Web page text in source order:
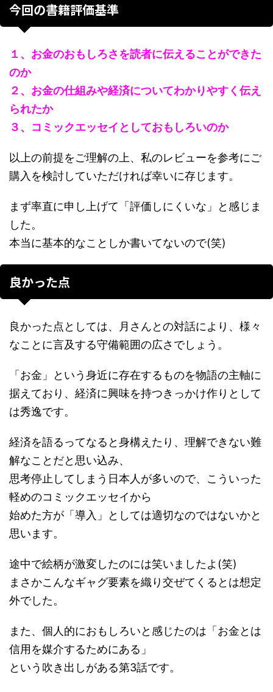
今回の書籍評価基準
１、お金のおもしろさを読者に伝えることができた
のか
２、お金の仕組みや経済についてわかりやすく伝え
られたか
３、コミックエッセイとしておもしろいのか
以上の前提をご理解の上、私のレビューを参考にご
購入を検討していただければ幸いに存じます。
まず率直に申し上げて「評価しにくいな」と感じま
した。
本当に基本的なことしか書いてないので(笑)
良かった点
良かった点としては、月さんとの対話により、様々
なことに言及する守備範囲の広さでしょう。
「お金」という身近に存在するものを物語の主軸に
据えており、経済に興味を持つきっかけ作りとして
は秀逸です。
経済を語るってなると身構えたり、理解できない難
解なことだと思い込み、
思考停止してしまう日本人が多いので、こういった
軽めのコミックエッセイから
始めた方が「導入」としては適切なのではないかと
思います。
途中で絵柄が激変したのには笑いましたよ(笑)
まさかこんなギャグ要素を織り交ぜてくるとは想定
外でした。
また、個人的におもしろいと感じたのは「お金とは
信用を媒介するためにある」
という吹き出しがある第3話です。